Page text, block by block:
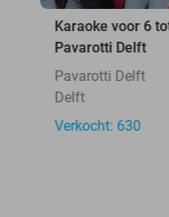
Karaoke voor 6
Pavarotti Delft
Pavarotti Delft
Delft
Verkocht: 630